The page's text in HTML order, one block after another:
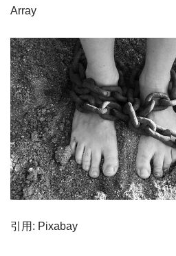
Array
引用: Pixabay